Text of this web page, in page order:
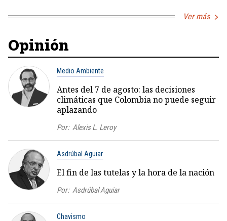
Ver más
Opinión
Medio Ambiente
Antes del 7 de agosto: las decisiones
climáticas que Colombia no puede seguir
aplazando
Por: Alexis L. Leroy
Asdrúbal Aguiar
El fin de las tutelas y la hora de la nación
Por: Asdrúbal Aguiar
Chavismo